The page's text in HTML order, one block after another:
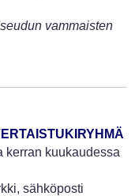
vammaisten
kerran kuukaudessa
sähköposti